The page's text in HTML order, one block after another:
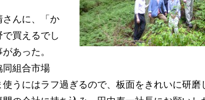
んに、「か
買えるでし
あった。
組合市場
うにはラフ過ぎるので、板面をきれいに研磨